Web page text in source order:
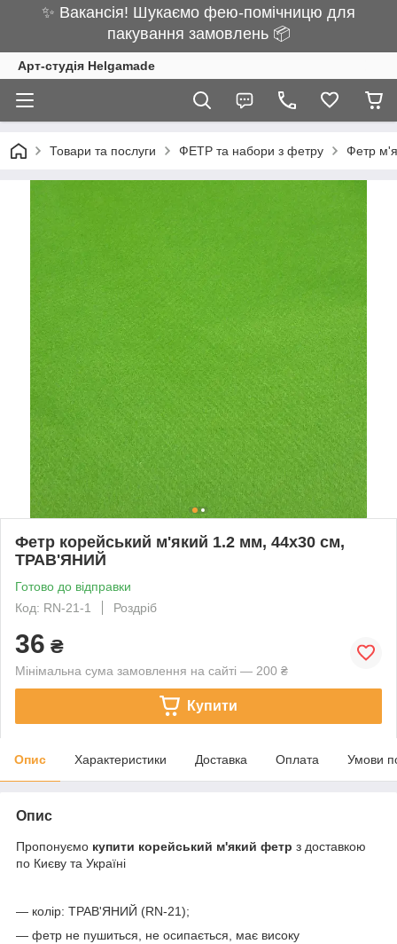
✨ Вакансія! Шукаємо фею-помічницю для
пакування замовлень 📦
Арт-студія Helgamade
Товари та послуги ФЕТР та набори з фетру Фетр
Фетр корейський м'який 1.2 мм, 44x30 см,
ТРАВ'ЯНИЙ
Готово до відправки
Код: RN-21-1
Роздріб
36 ₴
Мінімальна сума замовлення на сайті — 200 ₴
Купити
Опис Характеристики Доставка Оплата Умови
Опис
Пропонуємо купити корейський м'який фетр з доставкою
по Києву та Україні
— колір: ТРАВ'ЯНИЙ (RN-21);
— фетр не пушиться, не осипається, має високу